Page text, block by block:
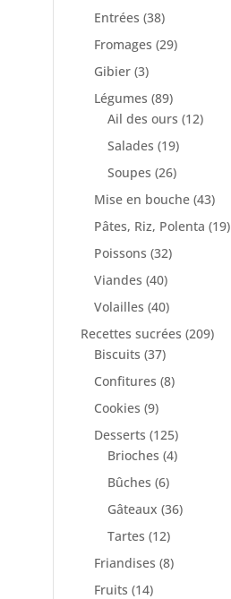
Entrées (38)
Fromages (29)
Gibier(3)
Légumes (89)
Ail des ours (12)
Salades (19)
Soupes (26)
Mise en bouche(43)
Pâtes, Riz, Polenta (19)
Poissons (32)
Viandes (40)
Volailles (40)
Recettes sucrées (209)
Biscuits (37)
Confitures (8)
Cookies (9)
Desserts (125)
Brioches (4)
Bûches (6)
Gâteaux (36)
Tartes (12)
Friandises (8)
Fruits (14)